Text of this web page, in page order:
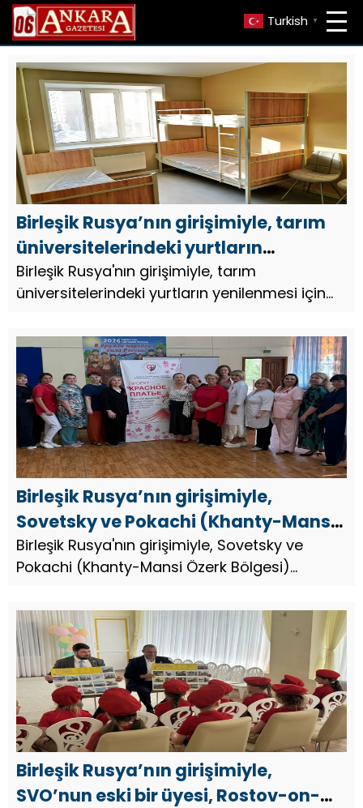
Turkish ▼
Birleşik Rusya’nın girişimiyle, tarım
üniversitelerindeki yurtların
yenilenmesi için federal bütçeden ek
ödenek ayrıldı
Birleşik Rusya'nın girişimiyle, tarım
üniversitelerindeki yurtların yenilenmesi için
Birleşik Rusya’nın girişimiyle,
Sovetsky ve Pokachi (Khanty-Mansi
Özerk Bölgesi) sakinleri
hızlandırılmış sağlık
Birleşik Rusya'nın girişimiyle, Sovetsky ve
Pokachi (Khanty-Mansi Özerk Bölgesi)
geçti.
Birleşik Rusya’nın girişimiyle,
SVO’nun eski bir üyesi, Rostov-on-